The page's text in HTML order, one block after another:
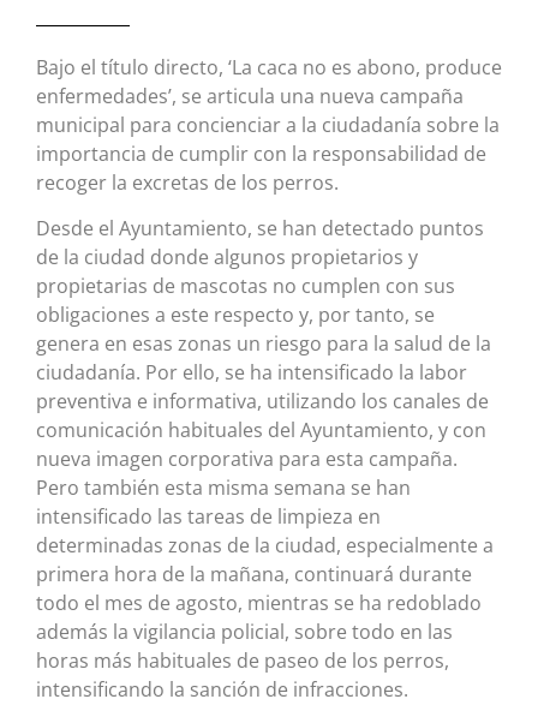
Bajo el título directo, ‘La caca no es abono, produce
enfermedades’, se articula una nueva campaña
municipal para concienciar a la ciudadanía sobre la
importancia de cumplir con la responsabilidad de
recoger la excretas de los perros.
Desde el Ayuntamiento, se han detectado puntos
de la ciudad donde algunos propietarios y
propietarias de mascotas no cumplen con sus
obligaciones a este respecto y, por tanto, se
genera en esas zonas un riesgo para la salud de la
ciudadanía. Por ello, se ha intensificado la labor
preventiva e informativa, utilizando los canales de
comunicación habituales del Ayuntamiento, y con
nueva imagen corporativa para esta campaña.
Pero también esta misma semana se han
intensificado las tareas de limpieza en
determinadas zonas de la ciudad, especialmente a
primera hora de la mañana, continuará durante
todo el mes de agosto, mientras se ha redoblado
además la vigilancia policial, sobre todo en las
horas más habituales de paseo de los perros,
intensificando la sanción de infracciones.